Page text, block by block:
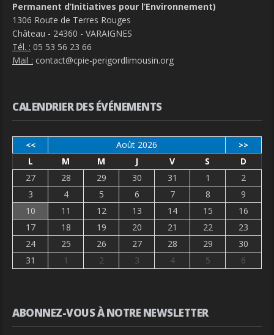
Permanent d’Initiatives pour l’Environnement)
1306 Route de Terres Rouges
Château - 24360 - VARAIGNES
Tél. : 05 53 56 23 66
Mail : contact@cpie-perigordlimousin.org
CALENDRIER DES ÉVÉNEMENTS
<< Août 2026 >>
L M M J V S
D
27
28 29 30 31 1
2
3
4 5 6 7 8
9
10
11 12 13 14 15
16
17
18 19 20 21 22
23
24
25 26 27 28 29
30
31
1 2 3 4 5 6
ABONNEZ-VOUS À NOTRE NEWSLETTER